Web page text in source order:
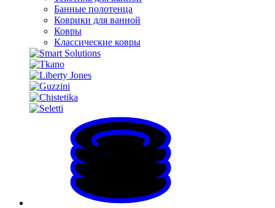
Банные полотенца
Коврики для ванной
Ковры
Классические ковры